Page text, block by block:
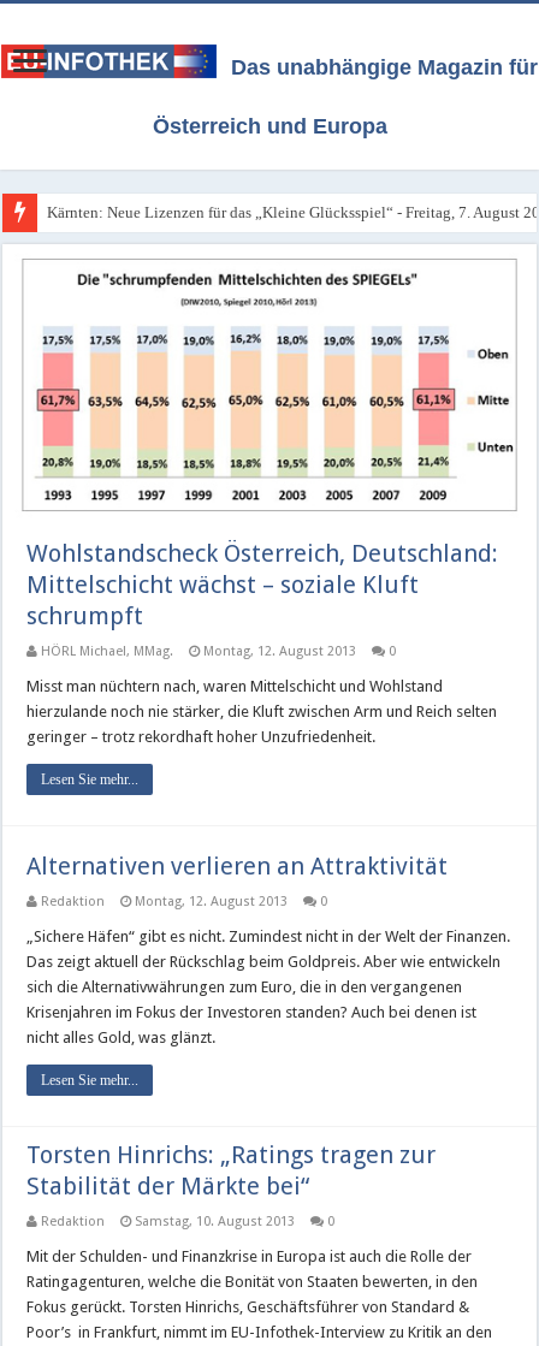
Das unabhängige Magazin für
Österreich und Europa
Kärnten: Neue Lizenzen für das „Kleine Glücksspiel“ - Freitag, 7. August
Wohlstandscheck Österreich, Deutschland:
Mittelschicht wächst – soziale Kluft
schrumpft
HÖRL Michael, MMag. Montag, 12. August 2013 0
Misst man nüchtern nach, waren Mittelschicht und Wohlstand
hierzulande noch nie stärker, die Kluft zwischen Arm und Reich selten
geringer – trotz rekordhaft hoher Unzufriedenheit.
Lesen Sie mehr...
Alternativen verlieren an Attraktivität
Redaktion Montag, 12. August 2013 0
„Sichere Häfen“ gibt es nicht. Zumindest nicht in der Welt der Finanzen.
Das zeigt aktuell der Rückschlag beim Goldpreis. Aber wie entwickeln
sich die Alternativwährungen zum Euro, die in den vergangenen
Krisenjahren im Fokus der Investoren standen? Auch bei denen ist
nicht alles Gold, was glänzt.
Lesen Sie mehr...
Torsten Hinrichs: „Ratings tragen zur
Stabilität der Märkte bei“
Redaktion Samstag, 10. August 2013 0
Mit der Schulden- und Finanzkrise in Europa ist auch die Rolle der
Ratingagenturen, welche die Bonität von Staaten bewerten, in den
Fokus gerückt. Torsten Hinrichs, Geschäftsführer von Standard &
Poor’s in Frankfurt, nimmt im EU-Infothek-Interview zu Kritik an den